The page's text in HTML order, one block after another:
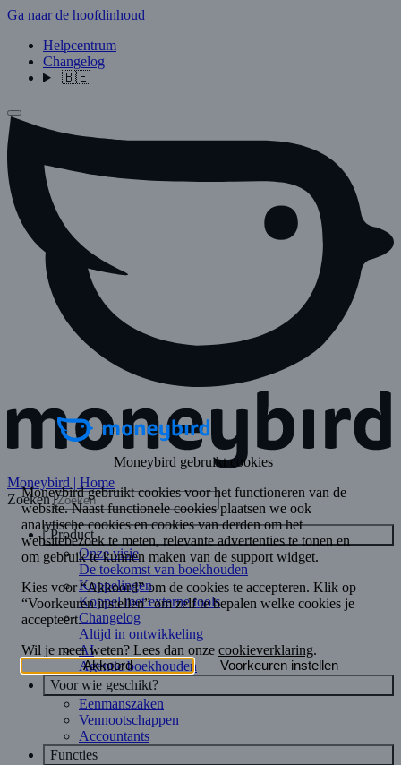
Ga naar de hoofdinhoud
Helpcentrum
Changelog
🇧🇪
Moneybird | Home
Zoeken
Product
Onze visie
De toekomst van boekhouden
Koppelingen
Koppel met externe tools
Changelog
Altijd in ontwikkeling
AI
Agentic boekhouden
Voor wie geschikt?
Eenmanszaken
Vennootschappen
Accountants
Functies